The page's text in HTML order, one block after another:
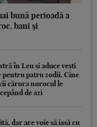
bună perioadă a
bani și
în Leu și aduce vești
pentru patru zodii. Cine
cărora norocul le
de azi
dar are voie să iasă cu